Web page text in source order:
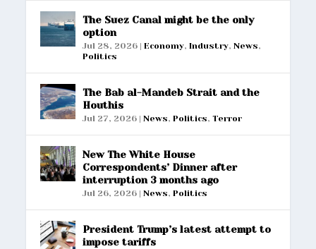
The Suez Canal might be the only
option
Jul 28, 2026 |Economy,Industry,News,
Politics
The Bab al-Mandeb Strait and the
Houthis
Jul 27, 2026 |News,Politics,Terror
New The White House
Correspondents’ Dinner after
interruption 3 months ago
Jul 26, 2026 |News,Politics
President Trump’s latest attempt to
impose tariffs